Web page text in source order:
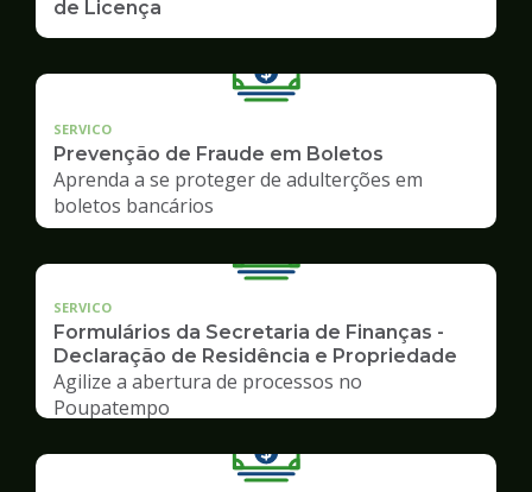
de Licença
SERVICO
Prevenção de Fraude em Boletos
Aprenda a se proteger de adulterções em
boletos bancários
SERVICO
Formulários da Secretaria de Finanças -
Declaração de Residência e Propriedade
Agilize a abertura de processos no
Poupatempo